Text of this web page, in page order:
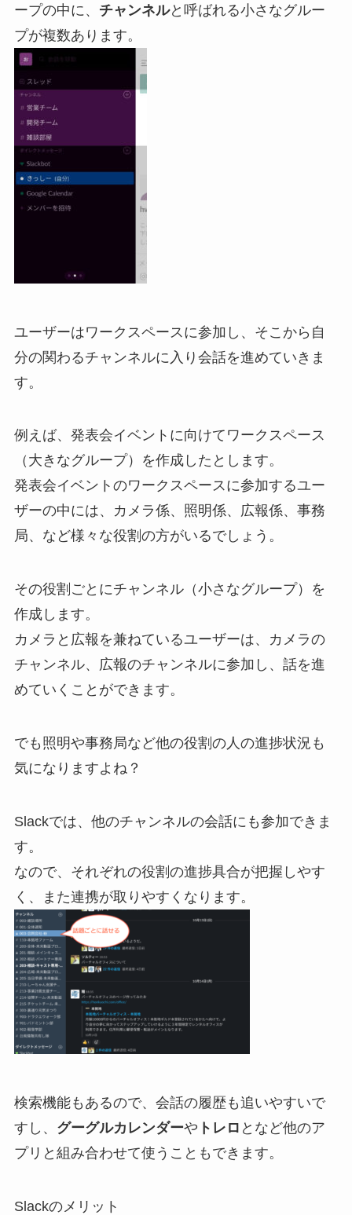
ープの中に、 チャンネルと呼ばれる小さなグルー
プが複数あります。
ユーザーはワークスペースに参加し、そこから自
分の関わるチャンネルに入り会話を進めていきま
す。
例えば、発表会イベントに向けてワークスペース
（大きなグループ）を作成したとします。
発表会イベントのワークスペースに参加するユー
ザーの中には、カメラ係、照明係、広報係、事務
局、など様々な役割の方がいるでしょう。
その役割ごとにチャンネル（小さなグループ）を
作成します。
カメラと広報を兼ねているユーザーは、カメラの
チャンネル、広報のチャンネルに参加し、話を進
めていくことができます。
でも照明や事務局など他の役割の人の進捗状況も
気になりますよね？
Slackでは、他のチャンネルの会話にも参加できま
す。
なので、それぞれの役割の進捗具合が把握しやす
く、また連携が取りやすくなります。
検索機能もあるので、会話の履歴も追いやすいで
すし、 グーグルカレンダーや トレロ となど他のア
プリと組み合わせて使うこともできます。
Slackのメリット